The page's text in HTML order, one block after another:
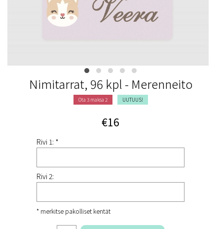
Nimitarrat, 96 kpl - Merenneito
Ota 3 maksa 2 UUTUUS!
€16
Rivi 1: *
Rivi 2:
* merkitse pakolliset kentät